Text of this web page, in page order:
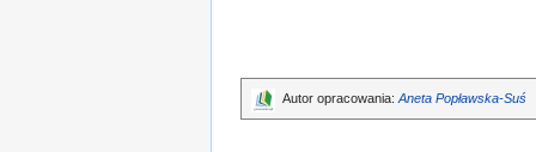
Autor opracowania: Aneta Popławska-Suś